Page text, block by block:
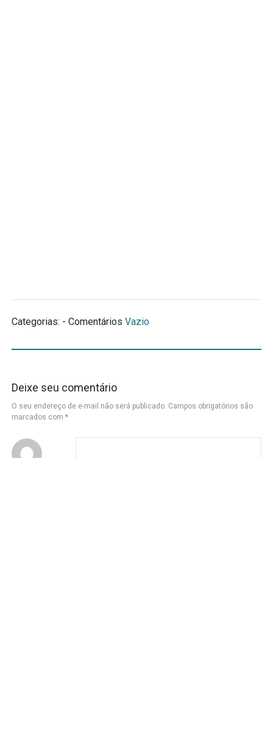
Categorias: - Comentários Vazio
Deixe seu comentário
O seu endereço de e-mail não será publicado. Campos obrigatórios são
marcados com *